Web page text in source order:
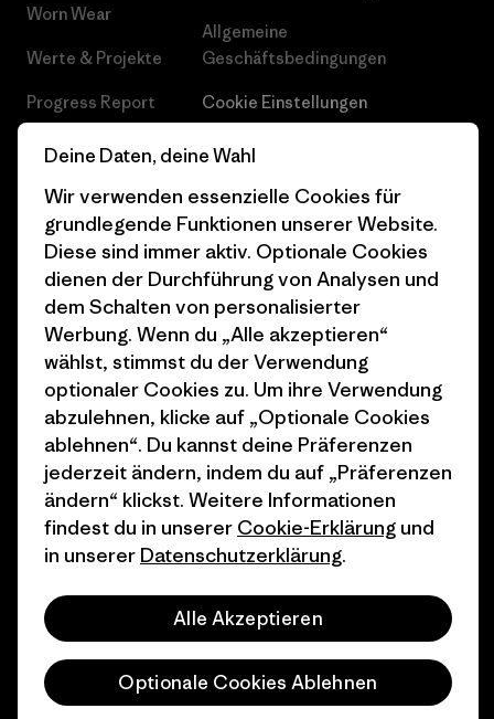
Worn Wear
Werte & Projekte
Progress Report
Business Unusual
Klimaziele
1% For The Planet
Wie wir finanzieren
Geschenkgutscheine
Stores in deiner
Nähe
Allgemeine
Geschäftsbedingungen
Cookie Einstellungen
Karriere
Pressekontakt
Industry program
Affiliate-Programm
Patagonia Deutschland
Seitenverzeichnis
© 2026 Patagonia, Inc. All Rights Reserved.
Deutsch
Deine Daten, deine Wahl
Wir verwenden essenzielle Cookies für
grundlegende Funktionen unserer Website.
Diese sind immer aktiv. Optionale Cookies
dienen der Durchführung von Analysen und
dem Schalten von personalisierter
Werbung. Wenn du „Alle akzeptieren“
wählst, stimmst du der Verwendung
optionaler Cookies zu. Um ihre Verwendung
abzulehnen, klicke auf „Optionale Cookies
ablehnen“. Du kannst deine Präferenzen
jederzeit ändern, indem du auf „Präferenzen
ändern“ klickst. Weitere Informationen
findest du in unserer Cookie-Erklärung und
in unserer Datenschutzerklärung.
Alle Akzeptieren
Optionale Cookies Ablehnen